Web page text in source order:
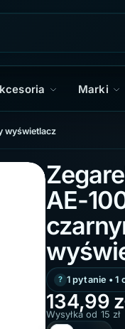
Marki
wyświetlacz
AE-
1 pytanie • 1
134,99
Wysyłka od 15 zł